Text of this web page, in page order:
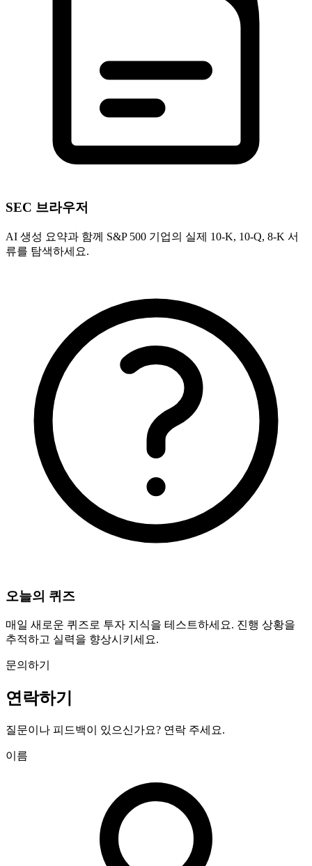
SEC 브라우저
AI 생성 요약과 함께 S&P 500 기업의 실제 10-K, 10-Q, 8-K 서
류를 탐색하세요.
오늘의 퀴즈
매일 새로운 퀴즈로 투자 지식을 테스트하세요. 진행 상황을
추적하고 실력을 향상시키세요.
문의하기
연락하기
질문이나 피드백이 있으신가요? 연락 주세요.
이름